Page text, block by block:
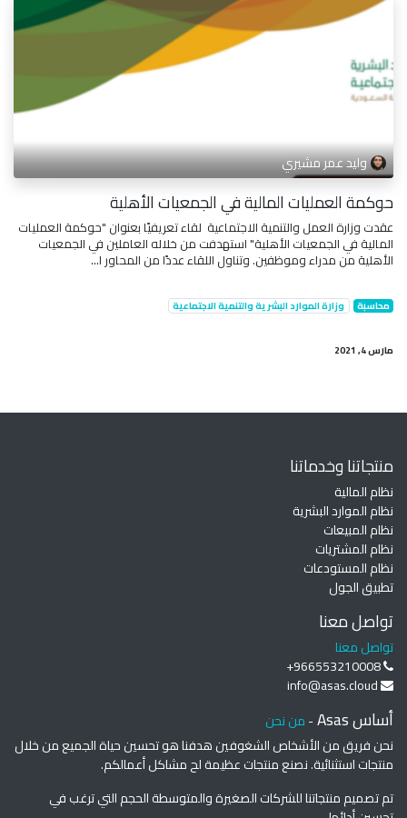
وليد عمر مشيري
حوكمة العمليات المالية في الجمعيات الأهلية
عقدت وزارة العمل والتنمية الاجتماعية لقاء تعريفيًا بعنوان "حوكمة العمليات
المالية في الجمعيات الأهلية" استهدفت من خلاله العاملين في الجمعيات
الأهلية من مدراء وموظفين. وتناول اللقاء عددًا من المحاور ا...
محاسبة وزارة الموارد البشرية والتنمية الاجتماعية
مارس 4, 2021
منتجاتنا وخدماتنا
نظام المالية
نظام الموارد البشرية
نظام المبيعات
نظام المشتريات
نظام المستودعات
تطبيق الجول
تواصل معنا
تواصل معنا
+966553210008
info@asas.cloud
أساس Asas -من نحن
نحن فريق من الأشخاص الشغوفين هدفنا هو تحسين حياة الجميع من خلال
منتجات استثنائية. نصنع منتجات عظيمة لح مشاكل أعمالكم.
تم تصميم منتجاتنا للشركات الصغيرة والمتوسطة الحجم التي ترغب في